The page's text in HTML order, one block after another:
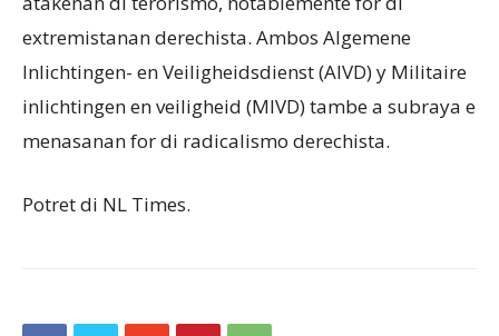
extremistanan derechista. Ambos Algemene
Inlichtingen- en Veiligheidsdienst (AIVD) y Militaire
inlichtingen en veiligheid (MIVD) tambe a subraya e
menasanan for di radicalismo derechista.
Potret di NL Times.